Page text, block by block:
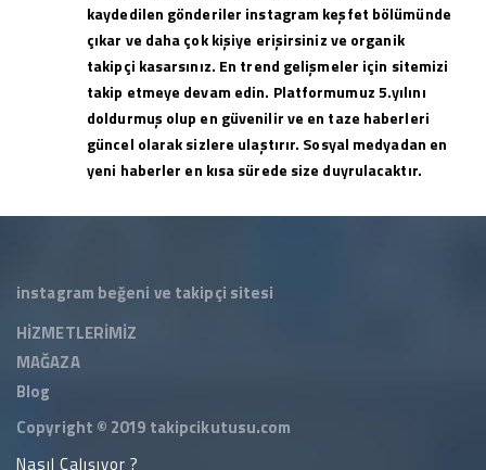
kaydedilen gönderiler instagram keşfet bölümünde
çıkar ve daha çok kişiye erişirsiniz ve organik
takipçi kasarsınız. En trend gelişmeler için sitemizi
takip etmeye devam edin. Platformumuz 5.yılını
doldurmuş olup en güvenilir ve en taze haberleri
güncel olarak sizlere ulaştırır. Sosyal medyadan en
yeni haberler en kısa sürede size duyrulacaktır.
instagram beğeni ve takipçi sitesi
HİZMETLERİMİZ
MAĞAZA
Blog
Copyright © 2019 takipcikutusu.com
Nasıl Çalışıyor ?